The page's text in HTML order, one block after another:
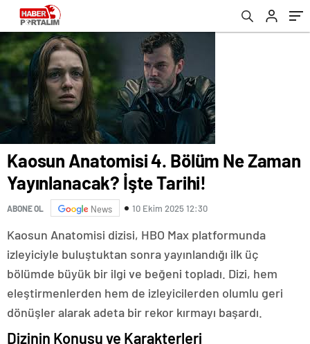
Kaosun Anatomisi 4. Bölüm Ne Zaman
Yayınlanacak? İşte Tarihi!
ABONE OL News 10 Ekim 2025 12:30
Kaosun Anatomisi dizisi, HBO Max platformunda
izleyiciyle buluştuktan sonra yayınlandığı ilk üç
bölümde büyük bir ilgi ve beğeni topladı. Dizi, hem
eleştirmenlerden hem de izleyicilerden olumlu geri
dönüşler alarak adeta bir rekor kırmayı başardı.
Dizinin Konusu ve Karakterleri